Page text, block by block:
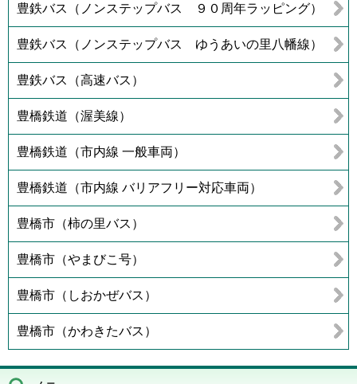
豊鉄バス（ノンステップバス ９０周年ラッピング）
豊鉄バス（ノンステップバス ゆうあいの里八幡線）
豊鉄バス（高速バス）
豊橋鉄道（渥美線）
豊橋鉄道（市内線 一般車両）
豊橋鉄道（市内線 バリアフリー対応車両）
豊橋市（柿の里バス）
豊橋市（やまびこ号）
豊橋市（しおかぜバス）
豊橋市（かわきたバス）